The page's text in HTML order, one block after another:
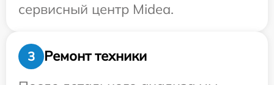
сервисный центр Midea.
3
Ремонт техники